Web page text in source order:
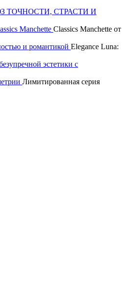
ТОЧНОСТИ, СТРАСТИ И
Manchette Classics Manchette от
и романтикой Elegance Luna:
эстетики с
Лимитированная серия